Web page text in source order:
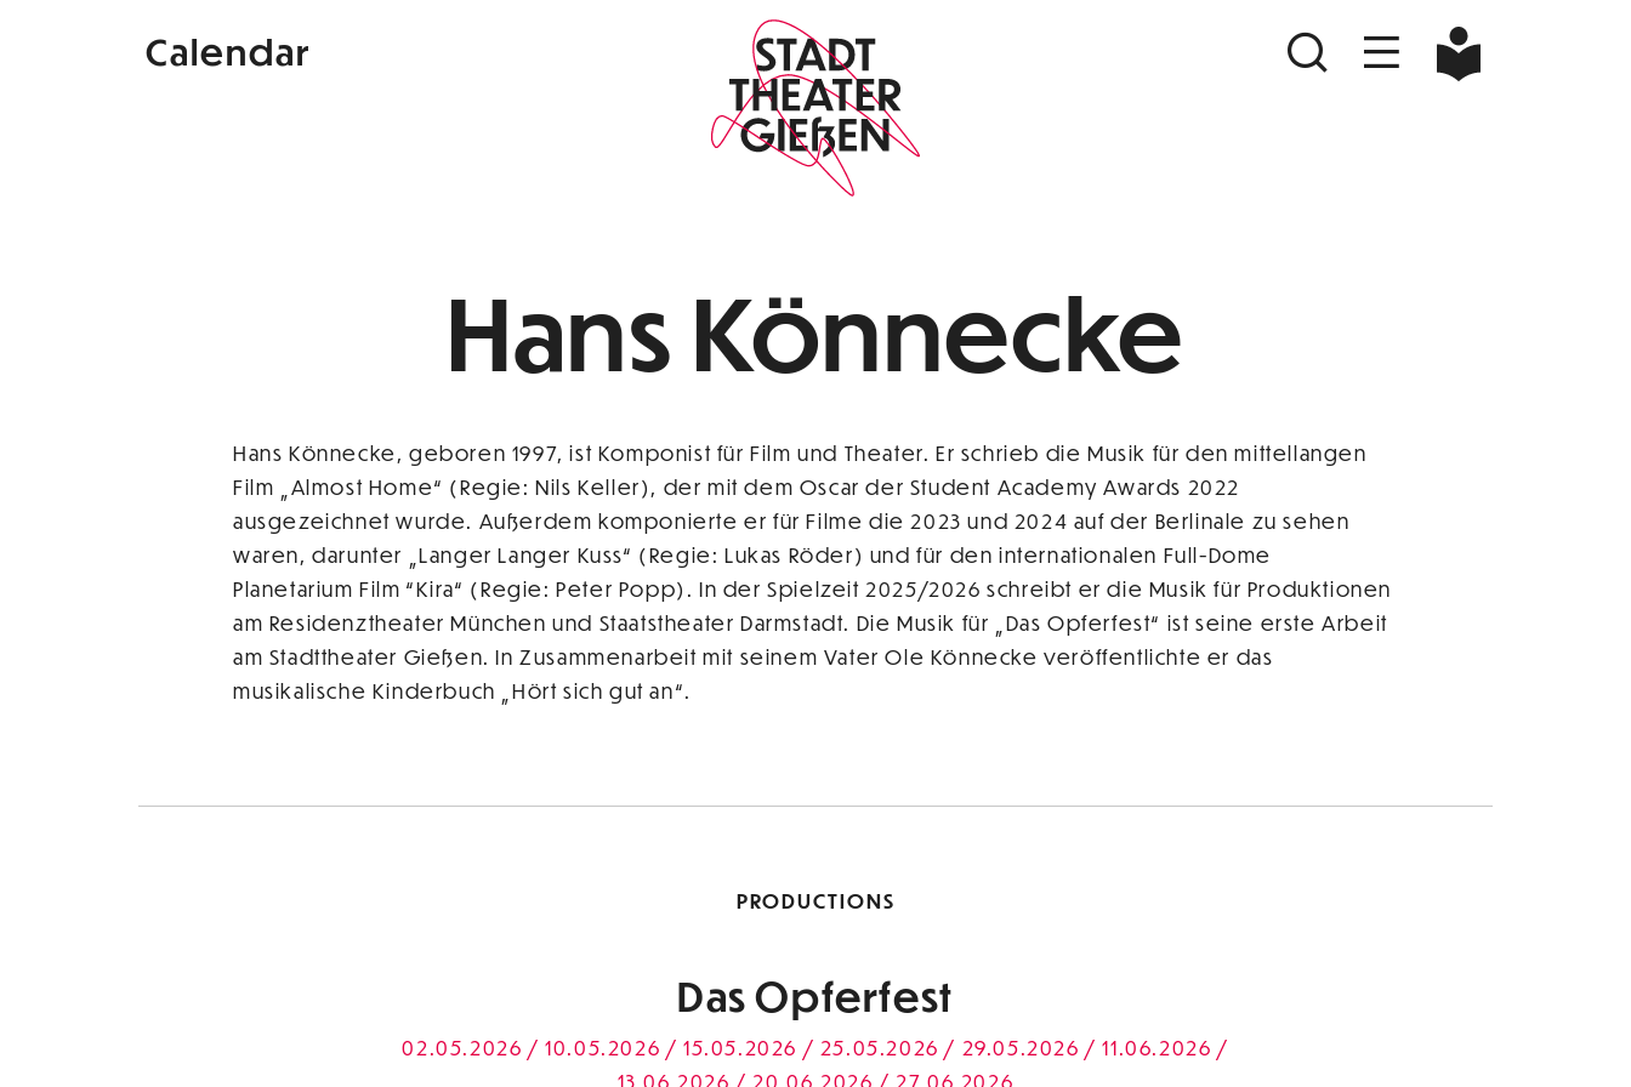
Calendar
Hans Könnecke
Hans Könnecke, geboren 1997, ist Komponist für Film und Theater. Er schrieb die Musik für den mittellangen
Film „Almost Home“ (Regie: Nils Keller), der mit dem Oscar der Student Academy Awards 2022
ausgezeichnet wurde. Außerdem komponierte er für Filme die 2023 und 2024 auf der Berlinale zu sehen
waren, darunter „Langer Langer Kuss“ (Regie: Lukas Röder) und für den internationalen Full-Dome
Planetarium Film “Kira“ (Regie: Peter Popp). In der Spielzeit 2025/2026 schreibt er die Musik für Produktionen
am Residenztheater München und Staatstheater Darmstadt. Die Musik für „Das Opferfest“ ist seine erste Arbeit
am Stadttheater Gießen. In Zusammenarbeit mit seinem Vater Ole Könnecke veröffentlichte er das
musikalische Kinderbuch „Hört sich gut an“.
PRODUCTIONS
Das Opferfest
02.05.2026 / 10.05.2026 / 15.05.2026 / 25.05.2026 / 29.05.2026 / 11.06.2026 /
13.06.2026 / 20.06.2026 / 27.06.2026